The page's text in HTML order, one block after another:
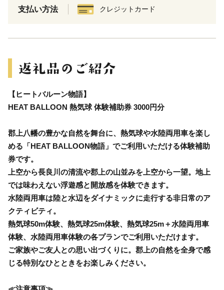
支払い方法 クレジットカード
【ヒートバルーン物語】
HEAT BALLOON 熱気球 体験補助券 3000円分
郡上八幡の豊かな自然を舞台に、熱気球や水陸両用車を楽し
める「HEAT BALLOON物語」でご利用いただける体験補助
券です。
上空から長良川の清流や郡上の山並みを上空から一望。地上
では味わえない浮遊感と開放感を体験できます。
水陸両用車は陸と水辺をダイナミックに走行する非日常のア
クティビティ。
熱気球50m体験、熱気球25m体験、熱気球25m＋水陸両用車
体験、水陸両用車体験の各プランでご利用いただけます。
ご家族やご友人との思い出づくりに。郡上の自然を全身で感
じる特別なひとときをお楽しみください。